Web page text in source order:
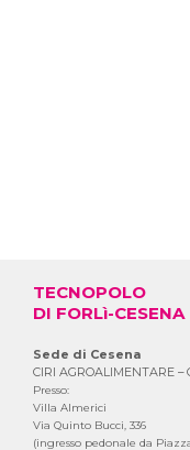
TECNOPOLO
DI FORLì-CESENA
Sede di Cesena
CIRI AGROALIMENTARE –
Presso:
Villa Almerici
Via Quinto Bucci, 336
(ingresso pedonale da